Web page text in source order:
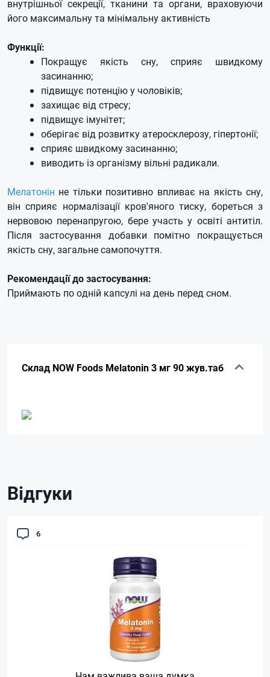
внутрішньої секреції, тканини та органи, враховуючи
його максимальну та мінімальну активність
Функції:
Покращує якість сну, сприяє швидкому
засинанню;
підвищує потенцію у чоловіків;
захищає від стресу;
підвищує імунітет;
оберігає від розвитку атеросклерозу, гіпертонії;
сприяє швидкому засинанню;
виводить із організму вільні радикали.
Мелатонін не тільки позитивно впливає на якість сну,
він сприяє нормалізації кров'яного тиску, бореться з
нервовою перенапругою, бере участь у освіті антитіл.
Після застосування добавки помітно покращується
якість сну, загальне самопочуття.
Рекомендації до застосування:
Приймають по одній капсулі на день перед сном.
Склад NOW Foods Melatonin 3 мг 90 жув.таб
Відгуки
6